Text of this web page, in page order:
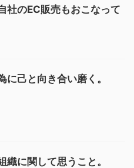
社のEC販売もおこなって
に己と向き合い磨く。
織に関して思うこと。